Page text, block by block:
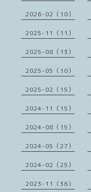
2026-02（10）
2025-11（11）
2025-08（13）
2025-05（10）
2025-02（15）
2024-11（15）
2024-08（15）
2024-05（27）
2024-02（25）
2023-11（36）